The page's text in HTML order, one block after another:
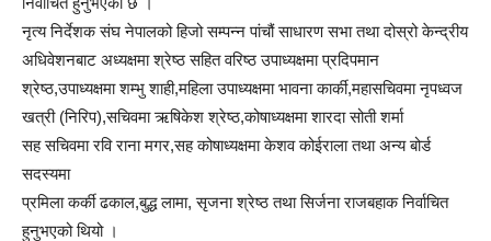
नृत्य निर्देशक संघ नेपालको हिजो सम्पन्न पांचौं साधारण सभा तथा दोस्रो केन्द्रीय
अधिवेशनबाट अध्यक्षमा श्रेष्ठ सहित वरिष्ठ उपाध्यक्षमा प्रदिपमान
श्रेष्ठ,उपाध्यक्षमा शम्भु शाही,महिला उपाध्यक्षमा भावना कार्की,महासचिवमा नृपध्वज
खत्री (निरिप),सचिवमा ऋषिकेश श्रेष्ठ,कोषाध्यक्षमा शारदा सोती शर्मा
सह सचिवमा रवि राना मगर,सह कोषाध्यक्षमा केशव कोईराला तथा अन्य बोर्ड
सदस्यमा
प्रमिला कर्की ढकाल,बुद्ध लामा, सृजना श्रेष्ठ तथा सिर्जना राजबहाक निर्वाचित
हुनुभएको थियो ।